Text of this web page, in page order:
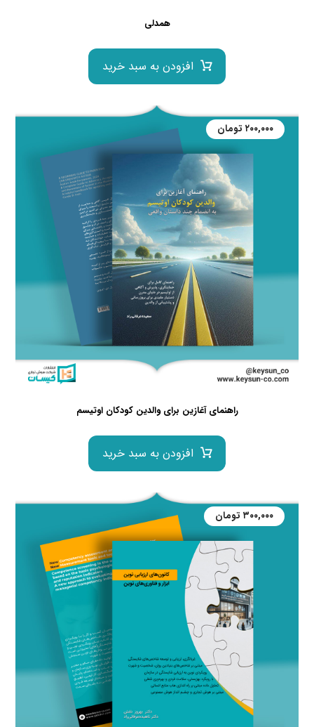
همدلی
افزودن به سبد خرید
راهنمای آغازین برای والدین کودکان اوتیسم
۲۰۰,۰۰۰ تومان
افزودن به سبد خرید
۳۰۰,۰۰۰ تومان